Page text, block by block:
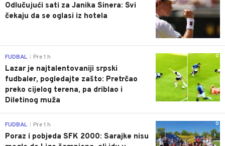
Odlučujući sati za Janika Sinera: Svi
čekaju da se oglasi iz hotela
0
FUDBAL Pre 1 h
Lazar je najtalentovaniji srpski
fudbaler, pogledajte zašto: Pretrčao
preko cijelog terena, pa driblao i
Diletinog muža
0
FUDBAL Pre 1 h
Poraz i pobjeda SFK 2000: Sarajke nisu